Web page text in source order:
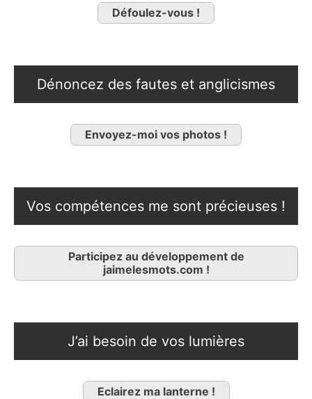
Défoulez-vous !
Dénoncez des fautes et anglicismes
Envoyez-moi vos photos !
Vos compétences me sont précieuses !
Participez au développement de
jaimelesmots.com !
J’ai besoin de vos lumières
Eclairez ma lanterne !